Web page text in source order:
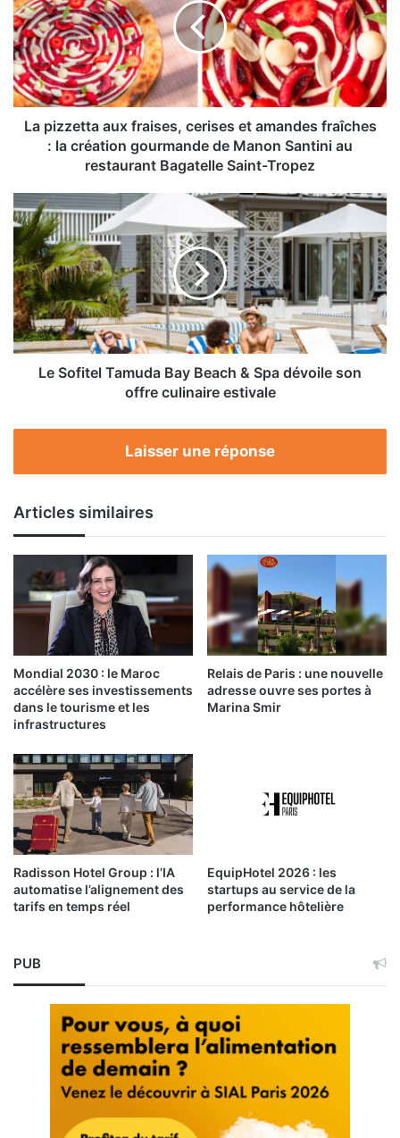
fraises,
cerises
et
amandes
fraîches
:
création
Manon
Santini
au
restaurant
Bagatelle
Saint-
Tropez
La pizzetta aux fraises, cerises et amandes fraîches
: la création gourmande de Manon Santini au
restaurant Bagatelle Saint-Tropez
Sofitel
Tamuda
Bay
Beach
&
Spa
dévoile
son
offreLe Sofitel Tamuda Bay Beach & Spa dévoile son
offre culinaire estivale
Laisser une réponse
Articles similaires
Mondial 2030 : le Maroc
accélère ses investissements
dans le tourisme et les
infrastructures
Relais de Paris : une nouvelle
adresse ouvre ses portes à
Marina Smir
Radisson Hotel Group : l’IA
automatise l’alignement des
tarifs en temps réel
EquipHotel 2026 : les
startups au service de la
performance hôtelière
PUB